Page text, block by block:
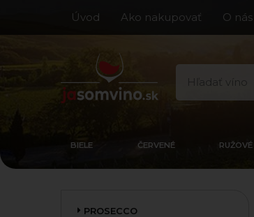
Úvod Ako nakupovať O nás
BIELE ČERVENÉ RUŽOVÉ
PROSECCO